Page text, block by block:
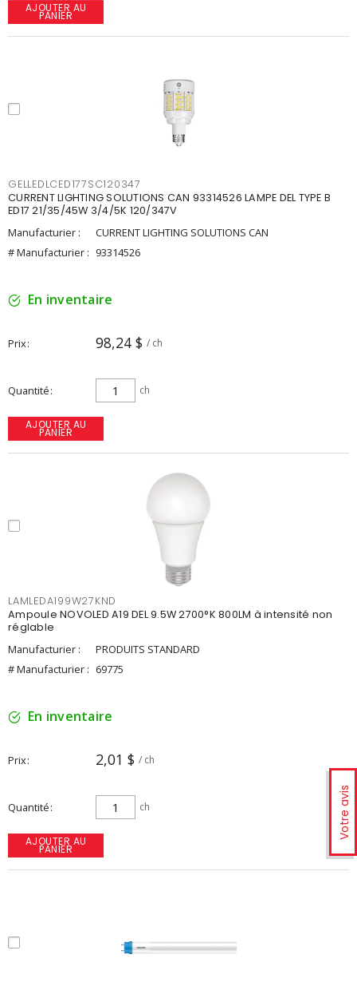
Votre avis
AJOUTER AU
PANIER
GELLEDLCED177SC120347
CURRENT LIGHTING SOLUTIONS CAN 93314526 LAMPE DEL TYPE B
ED17 21/35/45W 3/4/5K 120/347V
Manufacturier :
CURRENT LIGHTING SOLUTIONS CAN
# Manufacturier : 93314526
En inventaire
Prix 98,24 $ / ch
Quantité ch
AJOUTER AU
PANIER
LAMLEDA199W27KND
Ampoule NOVOLED A19 DEL 9.5W 2700°K 800LM à intensité non
réglable
Manufacturier :
PRODUITS STANDARD
# Manufacturier : 69775
En inventaire
Prix 2,01 $ / ch
Quantité ch
AJOUTER AU
PANIER